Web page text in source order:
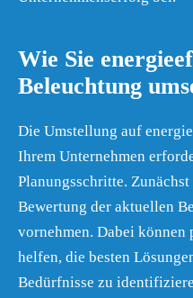
Wie Sie
Beleuchtung
Die Umstellung auf
Ihrem Unternehmen
Planungsschritte.
Bewertung der aktuellen
vornehmen. Dabei
helfen, die besten
Bedürfnisse zu